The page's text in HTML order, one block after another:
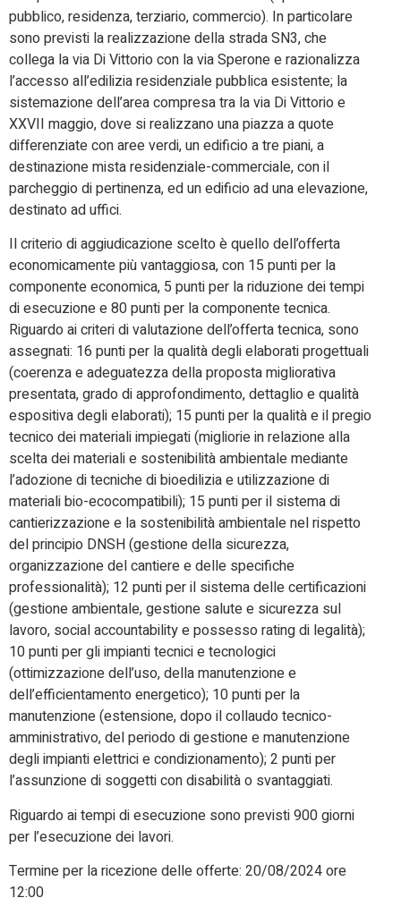
pubblico, residenza, terziario, commercio). In particolare
sono previsti la realizzazione della strada SN3, che
collega la via Di Vittorio con la via Sperone e razionalizza
l’accesso all’edilizia residenziale pubblica esistente; la
sistemazione dell’area compresa tra la via Di Vittorio e
XXVII maggio, dove si realizzano una piazza a quote
differenziate con aree verdi, un edificio a tre piani, a
destinazione mista residenziale-commerciale, con il
parcheggio di pertinenza, ed un edificio ad una elevazione,
destinato ad uffici.
Il criterio di aggiudicazione scelto è quello dell’offerta
economicamente più vantaggiosa, con 15 punti per la
componente economica, 5 punti per la riduzione dei tempi
di esecuzione e 80 punti per la componente tecnica.
Riguardo ai criteri di valutazione dell’offerta tecnica, sono
assegnati: 16 punti per la qualità degli elaborati progettuali
(coerenza e adeguatezza della proposta migliorativa
presentata, grado di approfondimento, dettaglio e qualità
espositiva degli elaborati); 15 punti per la qualità e il pregio
tecnico dei materiali impiegati (migliorie in relazione alla
scelta dei materiali e sostenibilità ambientale mediante
l’adozione di tecniche di bioedilizia e utilizzazione di
materiali bio-ecocompatibili); 15 punti per il sistema di
cantierizzazione e la sostenibilità ambientale nel rispetto
del principio DNSH (gestione della sicurezza,
organizzazione del cantiere e delle specifiche
professionalità); 12 punti per il sistema delle certificazioni
(gestione ambientale, gestione salute e sicurezza sul
lavoro, social accountability e possesso rating di legalità);
10 punti per gli impianti tecnici e tecnologici
(ottimizzazione dell’uso, della manutenzione e
dell’efficientamento energetico); 10 punti per la
manutenzione (estensione, dopo il collaudo tecnico-
amministrativo, del periodo di gestione e manutenzione
degli impianti elettrici e condizionamento); 2 punti per
l’assunzione di soggetti con disabilità o svantaggiati.
Riguardo ai tempi di esecuzione sono previsti 900 giorni
per l’esecuzione dei lavori.
Termine per la ricezione delle offerte: 20/08/2024 ore
12:00